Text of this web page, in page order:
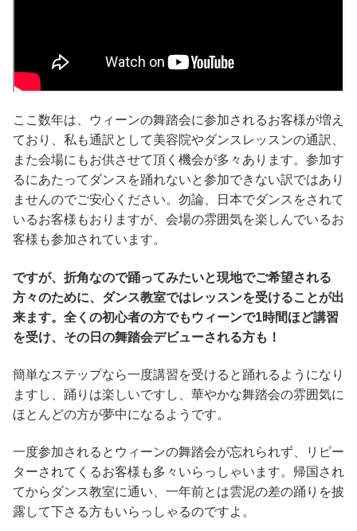
ここ数年は、ウィーンの舞踏会に参加されるお客様が増え
ており、私も通訳として美容院やダンスレッスンの通訳、
また会場にもお供させて頂く機会が多々あります。参加す
るにあたってダンスを踊れないと参加できない訳ではあり
ませんのでご安心ください。勿論、日本でダンスをされて
いるお客様もおりますが、会場の雰囲気を楽しんでいるお
客様も参加されています。
ですが、折角なので踊ってみたいと現地でご希望される
方々のために、ダンス教室ではレッスンを受けることが出
来ます。全くの初心者の方でもウィーンで1時間ほど講習
を受け、その日の舞踏会デビューされる方も！
簡単なステップなら一度講習を受けると踊れるようになり
ますし、踊りは楽しいですし、華やかな舞踏会の雰囲気に
ほとんどの方が夢中になるようです。
一度参加されるとウィーンの舞踏会が忘れられず、リピー
ターされてくるお客様も多々いらっしゃいます。帰国され
てからダンス教室に通い、一年前とは雲泥の差の踊りを披
露して下さる方もいらっしゃるのですよ。